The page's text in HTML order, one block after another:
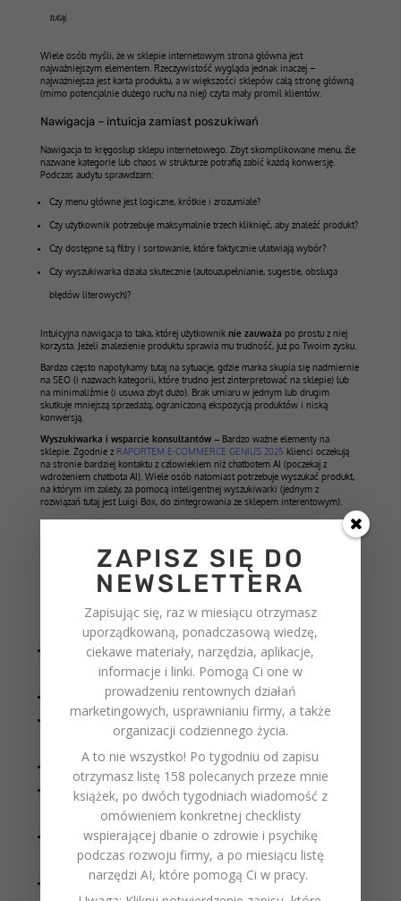
tutaj.
Wiele osób myśli, że w sklepie internetowym strona główna jest
najważniejszym elementem. Rzeczywistość wygląda jednak inaczej –
najważniejsza jest karta produktu, a w większości sklepów całą stronę główną
(mimo potencjalnie dużego ruchu na niej) czyta mały promil klientów.
Nawigacja – intuicja zamiast poszukiwań
Nawigacja to kręgosłup sklepu internetowego. Zbyt skomplikowane menu, źle
nazwane kategorie lub chaos w strukturze potrafią zabić każdą konwersję.
Podczas audytu sprawdzam:
Czy menu główne jest logiczne, krótkie i zrozumiałe?
Czy użytkownik potrzebuje maksymalnie trzech kliknięć, aby znaleźć produkt?
Czy dostępne są filtry i sortowanie, które faktycznie ułatwiają wybór?
Czy wyszukiwarka działa skutecznie (autouzupełnianie, sugestie, obsługa
błędów literowych)?
Intuicyjna nawigacja to taka, której użytkownik nie zauważa po prostu z niej
korzysta. Jeżeli znalezienie produktu sprawia mu trudność, już po Twoim zysku.
Bardzo często napotykamy tutaj na sytuacje, gdzie marka skupia się nadmiernie
na SEO (i nazwach kategorii, które trudno jest zinterpretować na sklepie) lub
na minimaliźmie (i usuwa zbyt dużo). Brak umiaru w jednym lub drugim
skutkuje mniejszą sprzedażą, ograniczoną ekspozycją produktów i niską
konwersją.
Wyszukiwarka i wsparcie konsultantów –Bardzo ważne elementy na
sklepie. Zgodnie z RAPORTEM E-COMMERCE GENIUS 2025 klienci oczekują
na stronie bardziej kontaktu z człowiekiem niż chatbotem AI (poczekaj z
wdrożeniem chatbota AI). Wiele osób natomiast potrzebuje wyszukać produkt,
na którym im zależy, za pomocą inteligentnej wyszukiwarki (jednym z
rozwiązań tutaj jest Luigi Box, do zintegrowania ze sklepem interentowym).
Karta produktu – moment decyzji zakupowej
Karta produktu to najważniejszy element całego procesu konwersji. To właśnie
tutaj użytkownik decyduje, czy doda produkt do koszyka, czy wróci do Google /
W audycie CRO analizuję m.in.:
Czy opis produktu jestunikalny, konkretny i zrozumiały, a nie tylko
kopiowany z katalogu producenta?
Czy opis posiada dodatkowe tabele, opis niestandardowy, emotikony?
Czy zdjęcia są wysokiej jakości, pokazują produkt w użyciu i mają opcję
przybliżenia (zoom)?
Czy w karcie jest pokazany produkt “w użyciu”, wideo produktowe?
Czy dostępne są opinie klientów , certyfikaty, gwarancje i inne elementy
budujące zaufanie?
Czy sekcja z rekomendacjami produktów powiązanych faktycznie zwiększa
sprzedaż, czy tylko rozprasza?
Czy przycisk „Dodaj do koszyka” jest dobrze widoczny i nie konkuruje z
ZAPISZ SIĘ DO
NEWSLETTERA
Zapisując się, raz w miesiącu otrzymasz
uporządkowaną, ponadczasową wiedzę,
ciekawe materiały, narzędzia, aplikacje,
informacje i linki. Pomogą Ci one w
prowadzeniu rentownych działań
marketingowych, usprawnianiu firmy, a także
organizacji codziennego życia.
A to nie wszystko! Po tygodniu od zapisu
otrzymasz listę 158 polecanych przeze mnie
książek, po dwóch tygodniach wiadomość z
omówieniem konkretnej checklisty
wspierającej dbanie o zdrowie i psychikę
podczas rozwoju firmy, a po miesiącu listę
narzędzi AI, które pomogą Ci w pracy.